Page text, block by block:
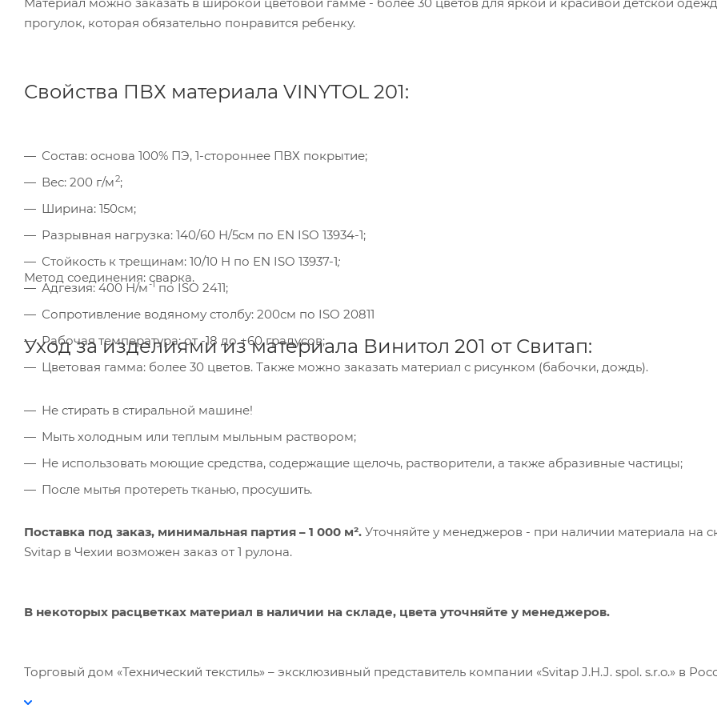
прогулок, которая обязательно понравится ребенку.
Свойства ПВХ материала VINYTOL 201:
Состав: основа 100% ПЭ, 1-стороннее ПВХ покрытие;
Вес: 200 г/м2;
Ширина: 150см;
Разрывная нагрузка: 140/60 Н/5см по EN ISO 13934-1;
Стойкость к трещинам: 10/10 Н по EN ISO 13937-1;
Адгезия: 400 Н/м-1 по ISO 2411;
Сопротивление водяному столбу: 200см по ISO 20811
Рабочая температура: от -18 до +60 градусов;
Цветовая гамма: более 30 цветов. Также можно заказать материал с рисунком (бабочки, дождь).
Метод соединения: сварка.
Уход за изделиями из материала Винитол 201 от Свитап:
Не стирать в стиральной машине!
Мыть холодным или теплым мыльным раствором;
Не использовать моющие средства, содержащие щелочь, растворители, а также абразивные частицы;
После мытья протереть тканью, просушить.
Поставка под заказ, минимальная партия – 1 000 м². Уточняйте у менеджеров - при наличии материала на
Svitap в Чехии возможен заказ от 1 рулона.
В некоторых расцветках материал в наличии на складе, цвета уточняйте у менеджеров.
Торговый дом «Технический текстиль» – эксклюзивный представитель компании «Svitap J.H.J. spol. s.r.o.» в
Метрики. Это улучшает работу сайта и
Подтвердите ваше согласие, нажав кнопку
Принять